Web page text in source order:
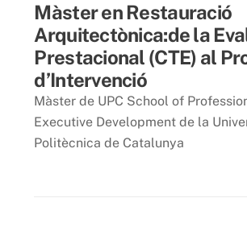
Màster en Restauració
Arquitectònica:de la
Prestacional (CTE) al
d’Intervenció
Màster de UPC School of
Executive Development de la
Politècnica de Catalunya